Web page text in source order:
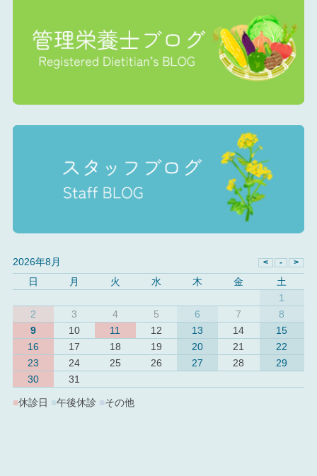
2026年8月
日
月 火 水 木 金
土
1
2
3 4 5 6 7
8
9
10 11 12 13 14
15
16
17 18 19 20 21
22
23
24 25 26 27 28
29
30
31
■休診日 ■午後休診 その他